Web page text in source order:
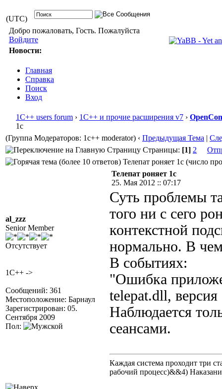
(UTC)
Добро пожаловать, Гость. Пожалуйста
Войдите
Новости:
Главная
Справка
Поиск
Вход
1С++ users forum › 1С++ и прочие расширения v7 ›
1с
(Группа Модераторов: 1c++ moderator) ‹ Предыдущая Тема |
Страницы: [1] 2
Телепат роняет 1с (число
al_zzz
Senior Member
Отсутствует
1C++ ->
Сообщений: 361
Местоположение: Барнаул
Зарегистрирован: 05.
Сентября 2009
Пол:
Телепат роняет 1с
25. Мая 2012 :: 07:17
Суть проблемы
того ни с сего
контекстной
нормально. В
В событиях:
"Ошибка
telepat.dll,
Наблюдается
сеансами.
Каждая система проходит три
рабочий процесс)&&4)